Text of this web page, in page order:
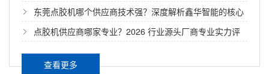
东莞点胶机哪个供应商技术强？深度解析鑫华智能的核心
技术优势
点胶机供应商哪家专业？2026 行业源头厂商专业实力评
查看更多